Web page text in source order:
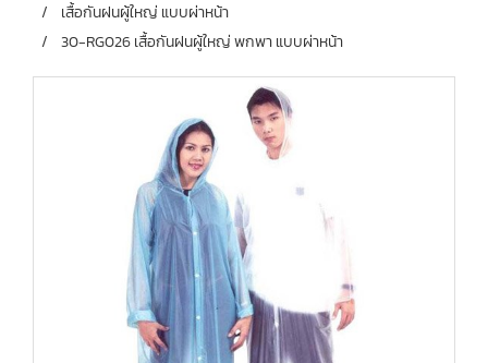
เสื้อกันฝนผู้ใหญ่ แบบผ่าหน้า
30-RG026 เสื้อกันฝนผู้ใหญ่ พกพา แบบผ่าหน้า